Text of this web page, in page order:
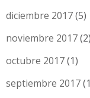
diciembre 2017(5)
noviembre 2017(2)
octubre 2017(1)
septiembre 2017